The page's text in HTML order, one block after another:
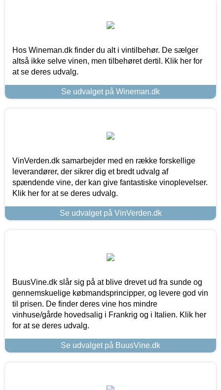
Hos Wineman.dk finder du alt i vintilbehør. De sælger
altså ikke selve vinen, men tilbehøret dertil. Klik her for
at se deres udvalg.
Se udvalget på Wineman.dk
VinVerden.dk samarbejder med en række forskellige
leverandører, der sikrer dig et bredt udvalg af
spændende vine, der kan give fantastiske vinoplevelser.
Klik her for at se deres udvalg.
Se udvalget på VinVerden.dk
BuusVine.dk slår sig på at blive drevet ud fra sunde og
gennemskuelige købmandsprincipper, og levere god vin
til prisen. De finder deres vine hos mindre
vinhuse/gårde hovedsalig i Frankrig og i Italien. Klik her
for at se deres udvalg.
Se udvalget på BuusVine.dk